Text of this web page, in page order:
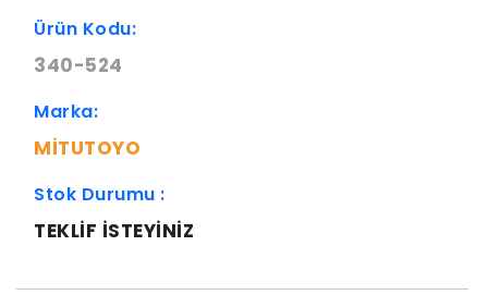
Ürün Kodu:
340-524
Marka:
MITUTOYO
Stok Durumu :
TEKLIF ISTEYINIZ